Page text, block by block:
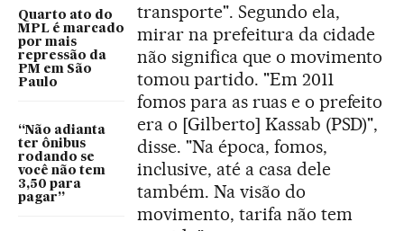
Quarto ato do
MPL é marcado
por mais
repressão da
PM em São
Paulo
“Não adianta
ter ônibus
rodando se
você não tem
3,50 para
pagar”
transporte". Segundo ela,
mirar na prefeitura da cidade
não significa que o movimento
tomou partido. "Em 2011
fomos para as ruas e o prefeito
era o [Gilberto] Kassab (PSD)",
disse. "Na época, fomos,
inclusive, até a casa dele
também. Na visão do
movimento, tarifa não tem